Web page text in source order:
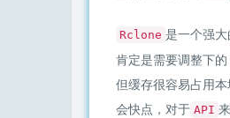
Rclone 是一个强
肯定是需要调整下
但缓存很容易占用
会快点，对于 API